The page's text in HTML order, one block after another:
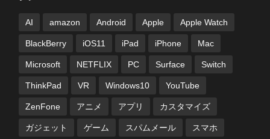
AI amazon Android Apple Apple Watch
BlackBerry iOS11 iPad iPhone Mac
Microsoft NETFLIX PC Surface Switch
ThinkPad VR Windows10 YouTube
ZenFone アニメ アプリ カスタマイズ
ガジェット ゲーム スパムメール スマホ